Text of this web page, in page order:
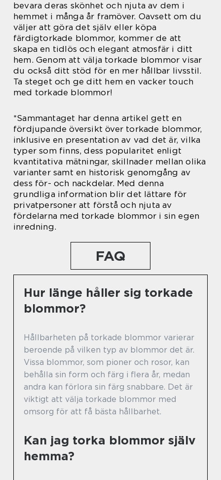
bevara deras skönhet och njuta av dem i
hemmet i många år framöver. Oavsett om du
väljer att göra det själv eller köpa
färdigtorkade blommor, kommer de att
skapa en tidlös och elegant atmosfär i ditt
hem. Genom att välja torkade blommor visar
du också ditt stöd för en mer hållbar livsstil.
Ta steget och ge ditt hem en vacker touch
med torkade blommor!
*Sammantaget har denna artikel gett en
fördjupande översikt över torkade blommor,
inklusive en presentation av vad det är, vilka
typer som finns, dess popularitet enligt
kvantitativa mätningar, skillnader mellan olika
varianter samt en historisk genomgång av
dess för- och nackdelar. Med denna
grundliga information blir det lättare för
privatpersoner att förstå och njuta av
fördelarna med torkade blommor i sin egen
inredning.
FAQ
Hur länge håller sig torkade
blommor?
Hållbarheten på torkade blommor varierar
beroende på vilken typ av blommor det är.
Vissa blommor, som pioner och rosor, kan
behålla sin form och färg i flera år, medan
andra kan förlora sin färg snabbare. Det är
viktigt att välja torkade blommor med
omsorg för att få bästa hållbarhet.
Kan jag torka blommor själv
hemma?